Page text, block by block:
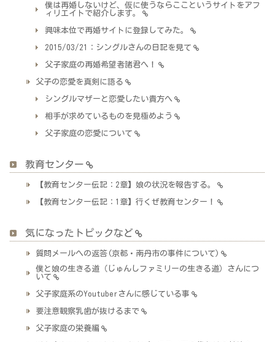
僕は再婚しないけど、仮に使うならここというサイトをアフ
ィリエイトで紹介します。
興味本位で再婚サイトに登録してみた。
2015/03/21：シングルさんの日記を見て
父子家庭の再婚希望者諸君へ！
父子の恋愛を真剣に語る
シングルマザーと恋愛したい貴方へ
相手が求めているものを見極めよう
父子家庭の恋愛について
教育センター
【教育センター伝記：2章】娘の状況を報告する。
【教育センター伝記：1章】行くぜ教育センター！
気になったトピックなど
質問メールへの返答(京都・南丹市の事件について)
僕と娘の生きる道（じゅんしファミリーの生きる道）さんにつ
いて
父子家庭系のYoutuberさんに感じている事
要注意観察乳歯が抜けるまで
父子家庭の栄養編